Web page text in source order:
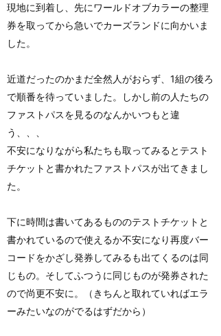
現地に到着し、先にワールドオブカラーの整理
券を取ってから急いでカーズランドに向かいま
した。
近道だったのかまだ全然人がおらず、1組の後ろ
で順番を待っていました。しかし前の人たちの
ファストパスを見るのなんかいつもと違
う、、、
不安になりながら私たちも取ってみるとテスト
チケットと書かれたファストパスが出てきまし
た。
下に時間は書いてあるもののテストチケットと
書かれているので使えるか不安になり再度バー
コードをかざし発券してみるも出てくるのは同
じもの。そしてふつうに同じものが発券された
ので尚更不安に。（きちんと取れていればエラ
ーみたいなのがでるはずだから）